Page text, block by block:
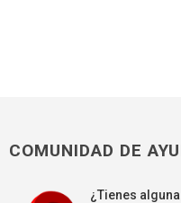
COMUNIDAD DE
¿Tienes